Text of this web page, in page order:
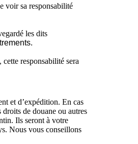
voir sa responsabilité
les dits
responsabilité sera
et d’expédition. En cas
de douane ou autres
Ils seront à votre
Nous vous conseillons